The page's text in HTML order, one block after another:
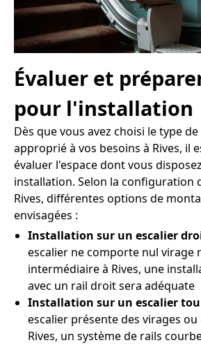
Évaluer et
pour l'installation
Dès que vous avez choisi le type
approprié à vos besoins à Rives, il
évaluer l'espace dont vous
installation. Selon la configuration
Rives, différentes options de
envisagées :
Installation sur un escalier
escalier ne comporte nul virage
intermédiaire à Rives, une
avec un rail droit sera adéquate
Installation sur un escalier
escalier présente des virages ou
Rives, un système de rails